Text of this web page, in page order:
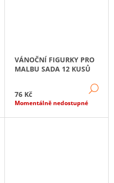
KOŠÍKU
VÁNOČNÍ FIGURKY PRO
MALBU SADA 12 KUSŮ
76 Kč
Momentálně nedostupné